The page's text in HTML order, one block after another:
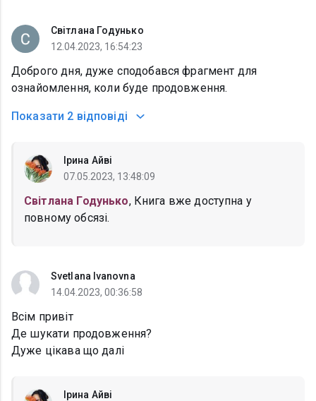
Світлана Годунько
12.04.2023, 16:54:23
Доброго дня, дуже сподобався фрагмент для
ознайомлення, коли буде продовження.
Показати 2 відповіді
Ірина Айві
07.05.2023, 13:48:09
Світлана Годунько, Книга вже доступна у
повному обсязі.
Svetlana Ivanovna
14.04.2023, 00:36:58
Всім привіт
Де шукати продовження?
Дуже цікава що далі
Ірина Айві